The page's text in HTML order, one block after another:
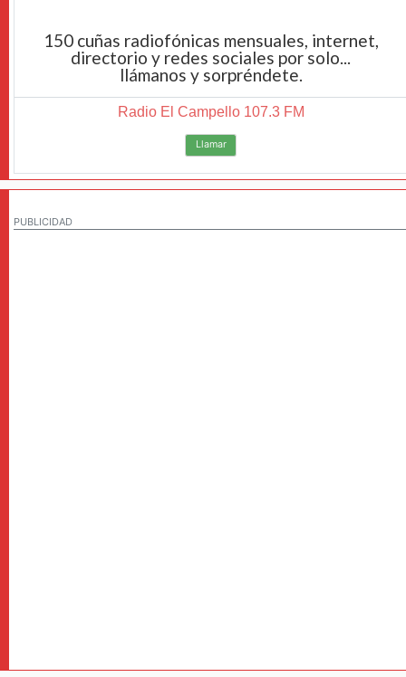
150 cuñas radiofónicas mensuales, internet,
directorio y redes sociales por solo...
llámanos y sorpréndete.
Radio El Campello 107.3 FM
Llamar
PUBLICIDAD